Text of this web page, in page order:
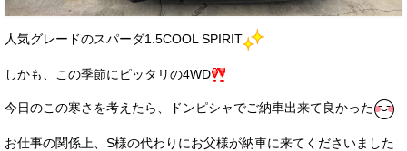
メールフォーム
電話はこちら
人気グレードのスパーダ1.5COOL SPIRIT
しかも、この季節にピッタリの4WD
今日のこの寒さを考えたら、ドンピシャでご納車出来て良かった
お仕事の関係上、S様の代わりにお父様が納車に来てくださいました